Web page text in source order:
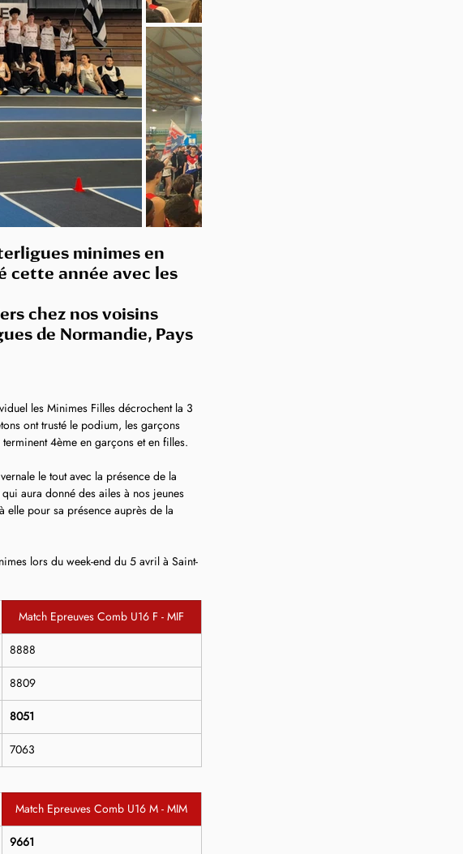
minimes en
cette année avec les
chez nos voisins
de Normandie, Pays
les Minimes Filles décrochent la 3
ont trusté le podium, les garçons
4ème en garçons et en filles.
le tout avec la présence de la
qui aura donné des ailes à nos jeunes
elle pour sa présence auprès de la
lors du week-end du 5 avril à Saint-
Match Epreuves Comb U16 F - MIF
8888
8809
8051
7063
Match Epreuves Comb U16 M - MIM
9661